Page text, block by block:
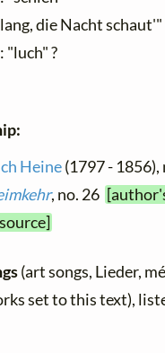
die Nacht schaut'"
"luch" ?
Heine(1797 -
, no. 26
(art songs, Lieder,
set to this text),